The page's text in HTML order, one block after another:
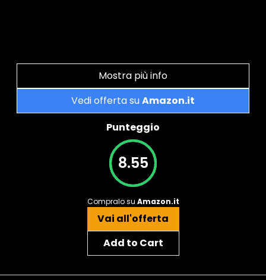
Mostra più info
Vedi offerta suAmazon.it
Punteggio
8.55
Compralo su Amazon.it
Vai all'offerta
Add to Cart